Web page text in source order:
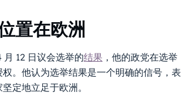
置在欧洲
12 日议会选举的结果 ，他的政党在选举
。他认为选举结果是一个明确的信号，表
定地立足于欧洲。